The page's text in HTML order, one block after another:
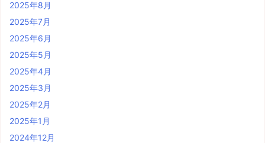
2025年8月
2025年7月
2025年6月
2025年5月
2025年4月
2025年3月
2025年2月
2025年1月
2024年12月